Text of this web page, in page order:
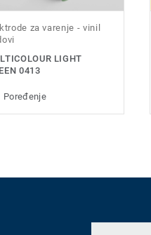
za varenje - vinil
LIGHT
0413
Poređenje